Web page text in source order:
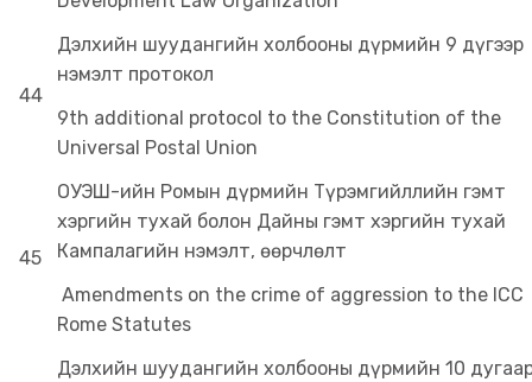
44
Дэлхийн шуудангийн холбооны дүрмийн 9 дүгээр
нэмэлт протокол
9th additional protocol to the Constitution of the
Universal Postal Union
45
ОУЭШ-ийн Ромын дүрмийн Түрэмгийллийн гэмт
хэргийн тухай болон Дайны гэмт хэргийн тухай
Кампалагийн нэмэлт, өөрчлөлт
Amendments on the crime of aggression to the ICC
Rome Statutes
Дэлхийн шуудангийн холбооны дүрмийн 10